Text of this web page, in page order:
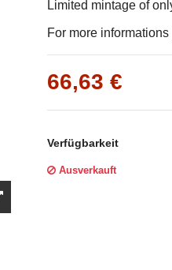
Limited mintage of
For more
66,63 €
Verfügbarkeit
Ausverkauft